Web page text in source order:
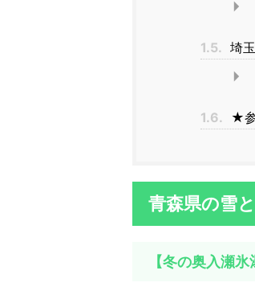
1.5. 埼
1.6. ★
青森県の雪
【冬の奥入瀬